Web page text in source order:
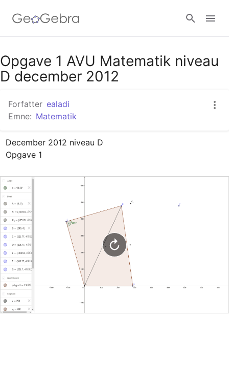
Google Classroom
Opgave 1 AVU Matematik niveau
D december 2012
Forfatter ealadi
Emne: Matematik
December 2012 niveau D
Opgave 1